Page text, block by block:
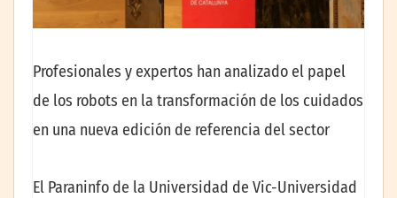
Profesionales y expertos han analizado el papel
de los robots en la transformación de los cuidados
en una nueva edición de referencia del sector
El Paraninfo de la Universidad de Vic-Universidad